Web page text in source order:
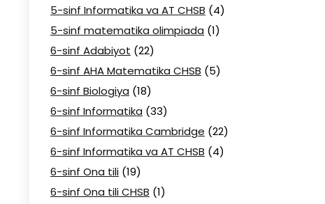
5-sinf Informatika va AT CHSB (4)
5-sinf matematika olimpiada (1)
6-sinf Adabiyot (22)
6-sinf AHA Matematika CHSB (5)
6-sinf Biologiya (18)
6-sinf Informatika (33)
6-sinf Informatika Cambridge (22)
6-sinf Informatika va AT CHSB (4)
6-sinf Ona tili (19)
6-sinf Ona tili CHSB (1)